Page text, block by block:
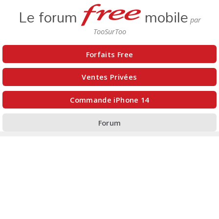
Le forum mobile
Forfaits Free
Ventes Privées
Commande iPhone 14
Forum